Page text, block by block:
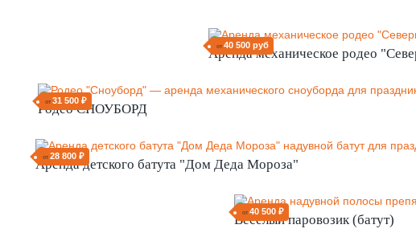
от 40 500 руб
Аренда механическое родео
от31 500 ₽
Родео СНОУБОРД
от28 800 ₽
Аренда детского батута "Дом Деда Мороза"
от 40 500 ₽
Веселый паровозик (батут)